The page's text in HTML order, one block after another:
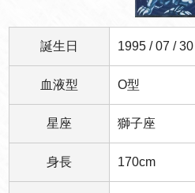
誕生日 1995 / 07 / 30
血液型 O型
星座 獅子座
身長 170cm